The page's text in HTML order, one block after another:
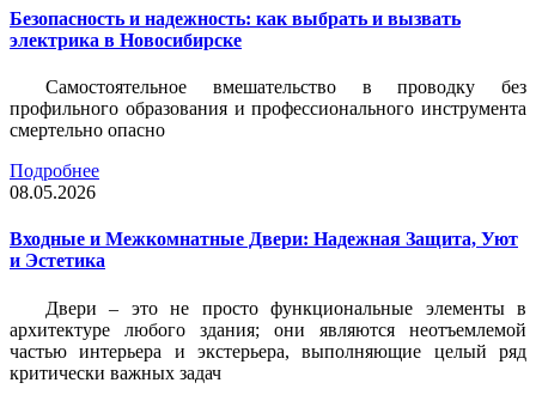
Безопасность и надежность: как выбрать и вызвать
электрика в Новосибирске
Самостоятельное вмешательство в проводку без
профильного образования и профессионального инструмента
смертельно опасно
Подробнее
08.05.2026
Входные и Межкомнатные Двери: Надежная Защита, Уют
и Эстетика
Двери – это не просто функциональные элементы в
архитектуре любого здания; они являются неотъемлемой
частью интерьера и экстерьера, выполняющие целый ряд
критически важных задач